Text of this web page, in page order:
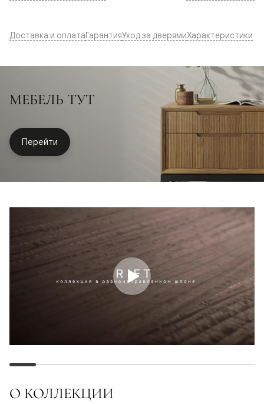
Доставка и оплатаГарантияУход за дверямиХарактеристики
МЕБЕЛЬ ТУТ
Перейти
О КОЛЛЕКЦИИ